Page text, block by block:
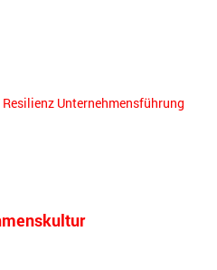
Resilienz Unternehmensführung